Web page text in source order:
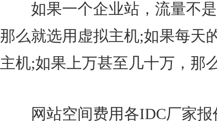
如果一个企业站，流量不是
那么就选用虚拟主机;如果每天
主机;如果上万甚至几十万，那
网站空间费用各IDC厂家报